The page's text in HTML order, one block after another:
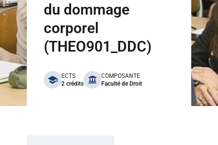
du dommage
corporel
(THEO901_DDC)
benefits
ECTS
2 crédits
COMPOSANTE
Faculté de Droit